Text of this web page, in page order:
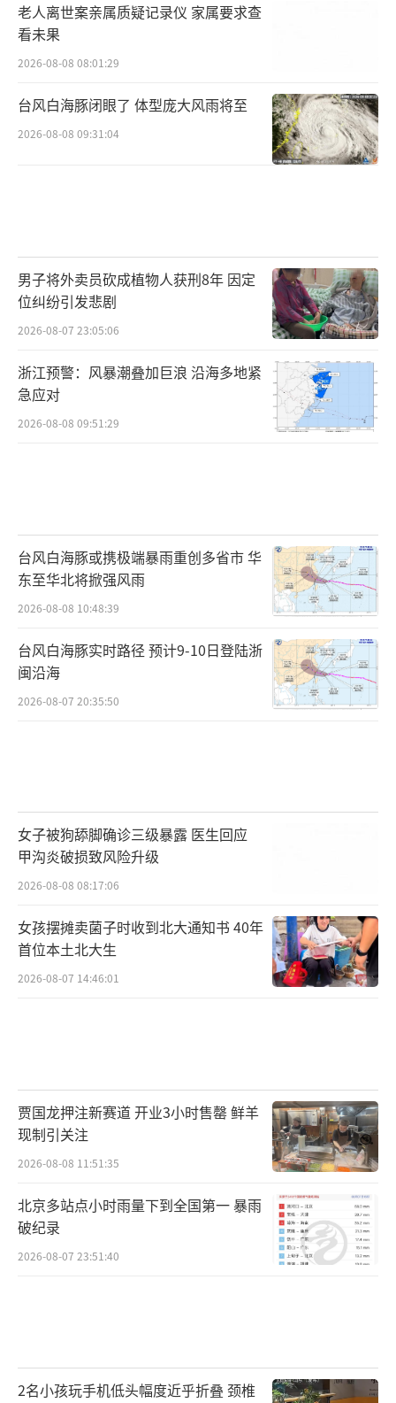
老人离世案亲属质疑记录仪 家属要求查
看未果
2026-08-08 08:01:29
台风白海豚闭眼了 体型庞大风雨将至
2026-08-08 09:31:04
男子将外卖员砍成植物人获刑8年 因定
位纠纷引发悲剧
2026-08-07 23:05:06
浙江预警：风暴潮叠加巨浪 沿海多地紧
急应对
2026-08-08 09:51:29
台风白海豚或携极端暴雨重创多省市 华
东至华北将掀强风雨
2026-08-08 10:48:39
台风白海豚实时路径 预计9-10日登陆浙
闽沿海
2026-08-07 20:35:50
女子被狗舔脚确诊三级暴露 医生回应
甲沟炎破损致风险升级
2026-08-08 08:17:06
女孩摆摊卖菌子时收到北大通知书 40年
首位本土北大生
2026-08-07 14:46:01
贾国龙押注新赛道 开业3小时售罄 鲜羊
现制引关注
2026-08-08 11:51:35
北京多站点小时雨量下到全国第一 暴雨
破纪录
2026-08-07 23:51:40
2名小孩玩手机低头幅度近乎折叠 颈椎